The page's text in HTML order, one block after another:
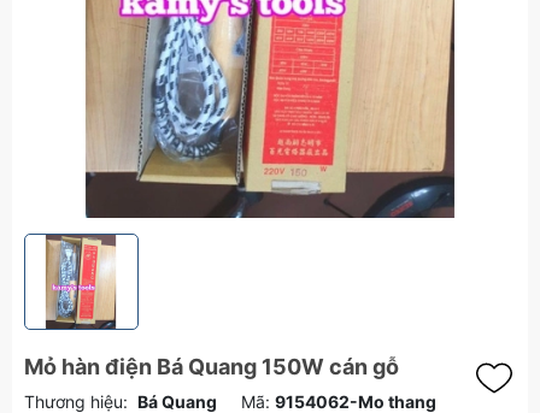
Mỏ hàn điện Bá Quang 150W cán gỗ
Thương hiệu: Bá Quang Mã: 9154062-Mo thang